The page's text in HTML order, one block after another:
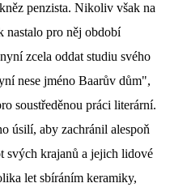
penzista. Nikoliv však na
nastalo pro něj období
zcela oddat studiu svého
nese jméno Baarův dům",
soustředěnou práci literární.
úsilí, aby zachránil alespoň
svých krajanů a jejich lidové
let sbíráním keramiky,